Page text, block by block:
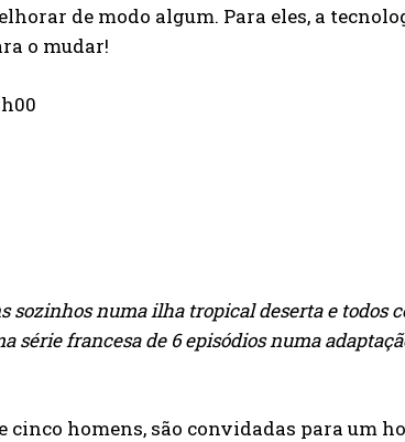
de modo algum. Para eles, a
o mudar!
sozinhos numa ilha tropical deserta e todos
série francesa de 6 episódios numa
cinco homens, são convidadas para um